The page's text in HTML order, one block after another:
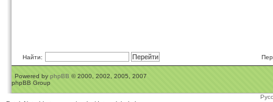
Найти:
Powered by phpBB © 2000, 2002, 2005, 2007
phpBB Group